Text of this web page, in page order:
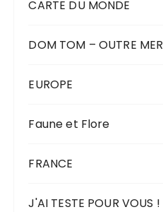
CARTE DU MONDE
DOM TOM – OUTRE MER
EUROPE
Faune et Flore
FRANCE
J'AI TESTE POUR VOUS !